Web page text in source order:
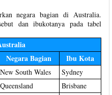
negara bagian di Australia.
dan ibukotanya pada tabel
Negara Bagian Ibu Kota
New South Wales
Sydney
Queensland
Brisbane